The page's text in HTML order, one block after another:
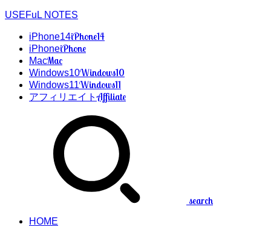
USEFuL NOTES
iPhone14iPhone14
iPhoneiPhone
MacMac
Windows10Windows10
Windows11Windows11
アフィリエイトAffiliate
search
HOME